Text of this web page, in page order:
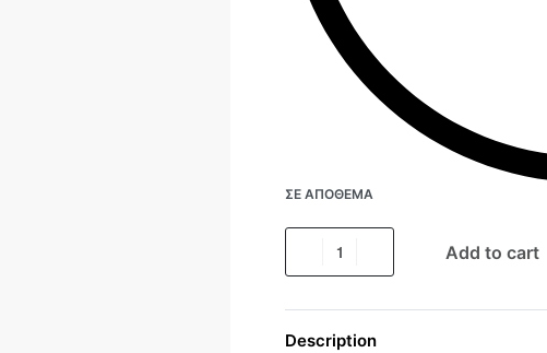
ΣΕ ΑΠΌΘΕΜΑ
Add to cart
Description